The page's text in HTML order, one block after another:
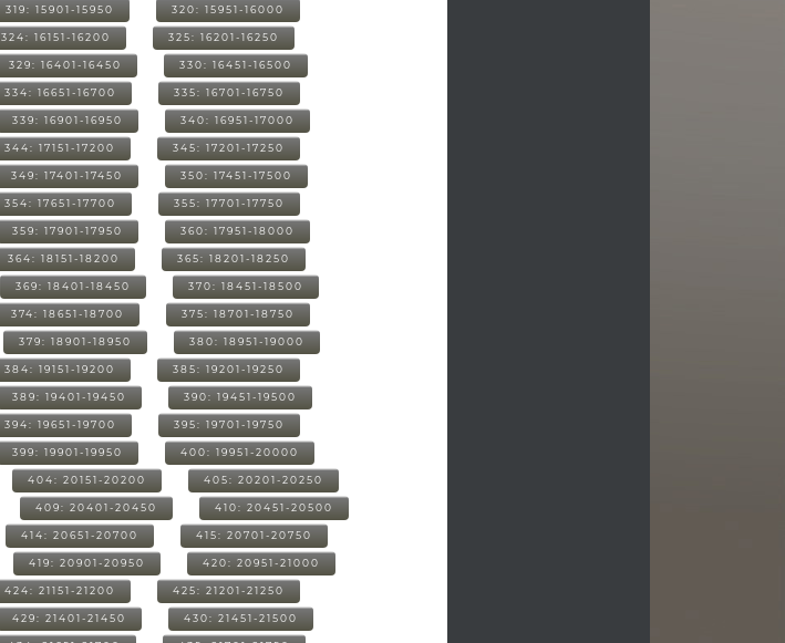
319: 15901-15950 320: 15951-16000
324: 16151-16200 325: 16201-16250
329: 16401-16450 330: 16451-16500
334: 16651-16700 335: 16701-16750
339: 16901-16950 340: 16951-17000
344: 17151-17200 345: 17201-17250
349: 17401-17450 350: 17451-17500
354: 17651-17700 355: 17701-17750
359: 17901-17950 360: 17951-18000
364: 18151-18200 365: 18201-18250
369: 18401-18450 370: 18451-18500
374: 18651-18700 375: 18701-18750
379: 18901-18950 380: 18951-19000
384: 19151-19200 385: 19201-19250
389: 19401-19450 390: 19451-19500
394: 19651-19700 395: 19701-19750
399: 19901-19950 400: 19951-20000
404: 20151-20200 405: 20201-20250
409: 20401-20450 410: 20451-20500
414: 20651-20700 415: 20701-20750
419: 20901-20950 420: 20951-21000
424: 21151-21200 425: 21201-21250
429: 21401-21450 430: 21451-21500